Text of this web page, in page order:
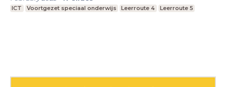
ICT Voortgezet speciaal onderwijs Leerroute 4 Leerroute 5